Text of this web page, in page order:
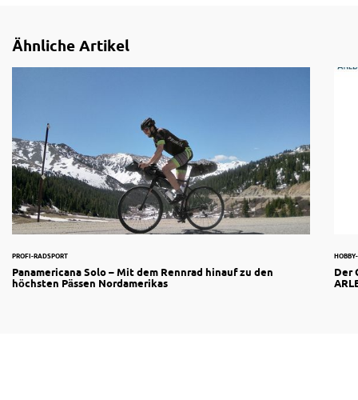
Ähnliche Artikel
PROFI-RADSPORT
Panamericana Solo – Mit dem Rennrad hinauf zu den
höchsten Pässen Nordamerikas
Der